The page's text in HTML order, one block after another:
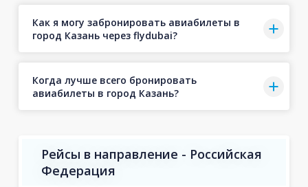
Как я могу забронировать авиабилеты в
город Казань через flydubai?
Когда лучше всего бронировать
авиабилеты в город Казань?
Рейсы в направление - Российская
Федерация